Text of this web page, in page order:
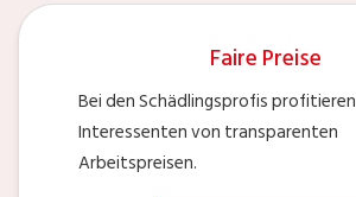
Faire Preise
Bei den Schädlingsprofis
Interessenten von transparenten
Arbeitspreisen.